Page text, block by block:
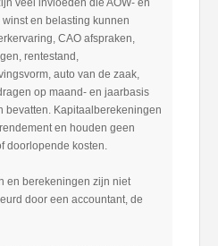
veel invloeden die AOW- en
en belasting kunnen
CAO afspraken,
rentestand,
auto van de zaak,
op maand- en jaarbasis
bevatten. Kapitaalberekeningen
en houden geen
doorlopende kosten.
en berekeningen zijn niet
door een accountant, de